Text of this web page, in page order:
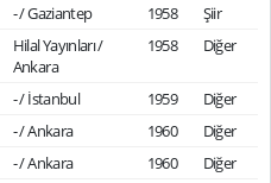
- / Gaziantep 1958
Şiir
Hilal Yayınları /
Ankara
1958 Diğer
- / İstanbul 1959
Diğer
- / Ankara 1960
Diğer
- / Ankara 1960
Diğer